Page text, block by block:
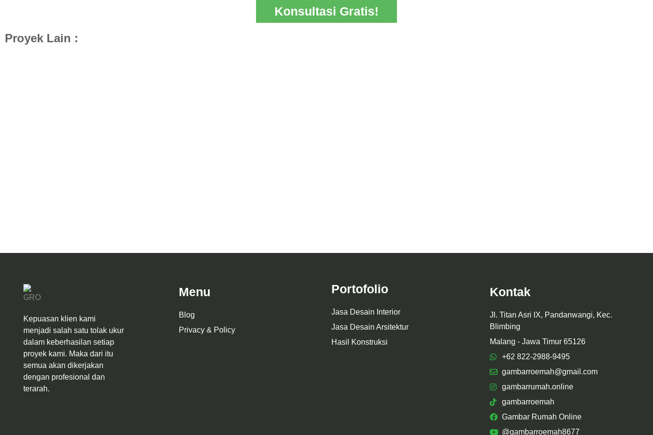
Konsultasi Gratis!
Proyek Lain :
Kepuasan klien kami
menjadi salah satu tolak ukur
dalam keberhasilan setiap
proyek kami. Maka dari itu
semua akan dikerjakan
dengan profesional dan
terarah.
Menu
Blog
Privacy & Policy
Portofolio
Jasa Desain Interior
Jasa Desain Arsitektur
Hasil Konstruksi
Kontak
Jl. Titan Asri IX, Pandanwangi, Kec.
Blimbing
Malang - Jawa Timur 65126
+62 822-2988-9495
gambarroemah@gmail.com
gambarrumah.online
gambarroemah
Gambar Rumah Online
@gambarroemah8677